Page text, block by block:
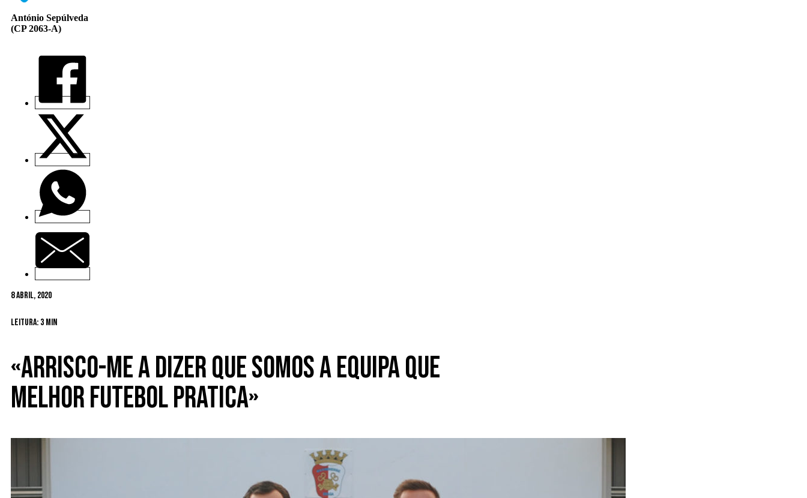
António Sepúlveda
(CP 2063-A)
8 Abril, 2020
Leitura: 3 min
«Arrisco-me a dizer que somos a equipa que
melhor futebol pratica»